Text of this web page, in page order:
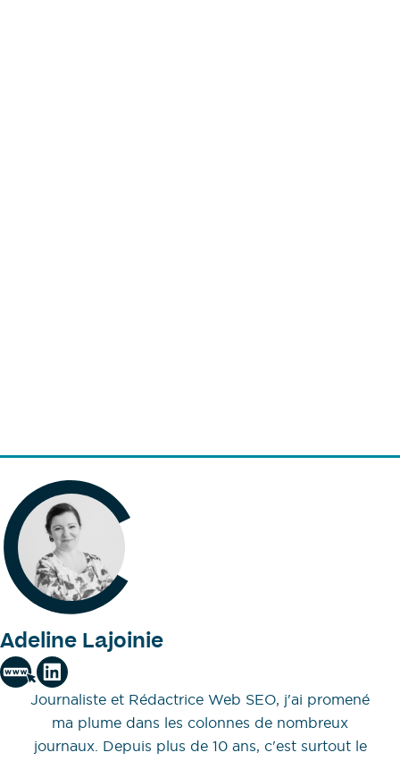
Adeline Lajoinie
Journaliste et Rédactrice Web SEO, j'ai promené
ma plume dans les colonnes de nombreux
journaux. Depuis plus de 10 ans, c'est surtout le